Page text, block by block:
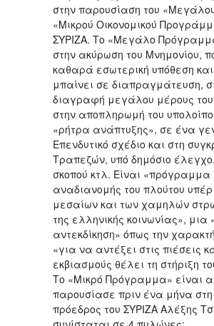
στην παρουσίαση του
«Μικρού Οικονομικού
ΣΥΡΙΖΑ. Το «Μεγάλο
στην ακύρωση του Μνημονίου,
καθαρά εσωτερική υπόθεση
μπαίνει σε διαπραγμάτευση,
διαγραφή μεγάλου μέρους
στην αποπληρωμή του
«ρήτρα ανάπτυξης», σε ένα
Επενδυτικό σχέδιο και στη
Τραπεζών, υπό δημόσιο έλεγχο,
σκοπού κτλ. Είναι «πρόγραμμα
αναδιανομής του πλούτου
μεσαίων και των χαμηλών
της ελληνικής κοινωνίας», μια
αντεκδίκηση» όπως την
«για να αντέξει στις πιέσεις
εκβιασμούς θέλει τη στήριξη
Το «Μικρό Πρόγραμμα» είναι
παρουσίασε πριν ένα μήνα
πρόεδρος του ΣΥΡΙΖΑ Αλέξης